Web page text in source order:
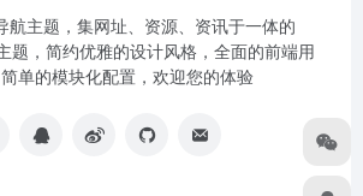
航主题，集网址、资源、资讯于一体的
题，简约优雅的设计风格，全面的前端用
单的模块化配置，欢迎您的体验